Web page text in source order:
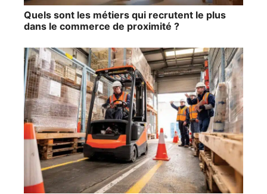
Quels sont les métiers qui recrutent le plus
dans le commerce de proximité ?